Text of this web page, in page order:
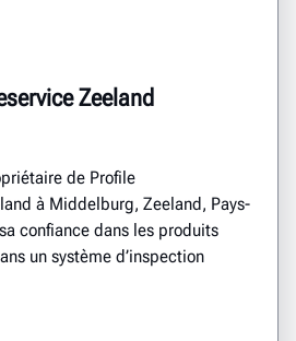
Zeeland
de Profile
à Middelburg, Zeeland, Pays-
confiance dans les produits
un système d’inspection